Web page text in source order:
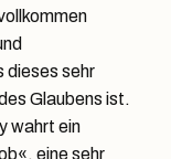
dieses sehr
Glaubens ist.
wahrt ein
eine sehr